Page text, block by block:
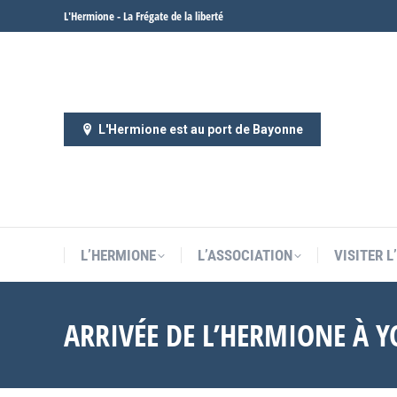
L'Hermione - La Frégate de la liberté
L'Hermione est au port de Bayonne
L’HERMIONE L’ASSOCIATION VISITER
ARRIVÉE DE L’HERMIONE À
L’HERMIONE L’ASSOCIATION VISITER